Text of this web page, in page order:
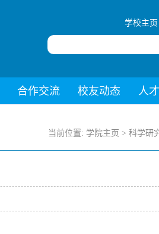
学校主页
合作交流 校友动态 人
当前位置: 学院主页 > 科学研